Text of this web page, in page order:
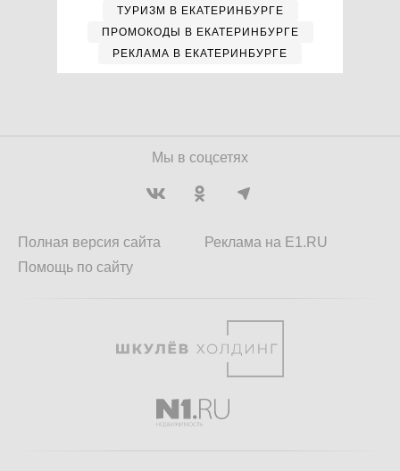
ТУРИЗМ В ЕКАТЕРИНБУРГЕ
ПРОМОКОДЫ В ЕКАТЕРИНБУРГЕ
РЕКЛАМА В ЕКАТЕРИНБУРГЕ
Мы в соцсетях
Полная версия сайта
Помощь по сайту
Реклама на E1.RU